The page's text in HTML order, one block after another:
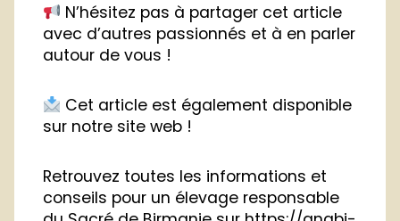
N’hésitez pas à partager cet article
avec d’autres passionnés et à en parler
autour de vous !
Cet article est également disponible
sur notre site web !
Retrouvez toutes les informations et
conseils pour un élevage responsable